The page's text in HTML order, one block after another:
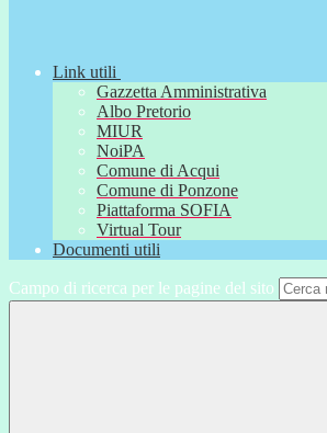
Link utili
Gazzetta Amministrativa
Albo Pretorio
MIUR
NoiPA
Comune di Acqui
Comune di Ponzone
Piattaforma SOFIA
Virtual Tour
Documenti utili
Campo di ricerca per le pagine del sito